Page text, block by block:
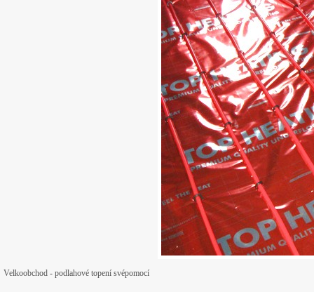
Velkoobchod - podlahové topení svépomocí